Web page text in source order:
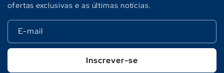
ofertas exclusivas e as últimas notícias.
E-mail
Inscrever-se